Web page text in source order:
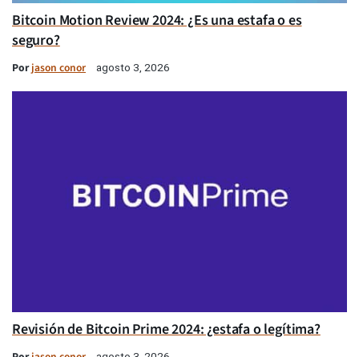
Bitcoin Motion Review 2024: ¿Es una estafa o es
seguro?
Porjason conor agosto 3, 2026
Revisión de Bitcoin Prime 2024: ¿estafa o legítima?